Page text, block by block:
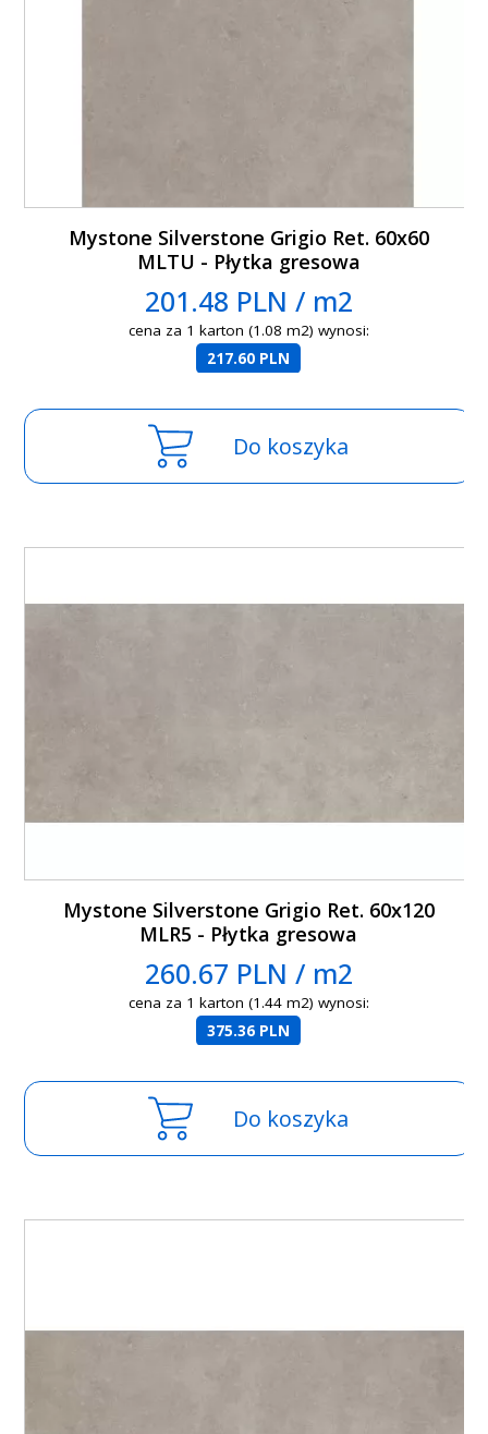
Mystone Silverstone Grigio Ret. 60x60
MLTU - Płytka gresowa
201.48 PLN / m2
cena za 1 karton (1.08 m2) wynosi:
217.60 PLN
Do koszyka
Mystone Silverstone Grigio Ret. 60x120
MLR5 - Płytka gresowa
260.67 PLN / m2
cena za 1 karton (1.44 m2) wynosi:
375.36 PLN
Do koszyka